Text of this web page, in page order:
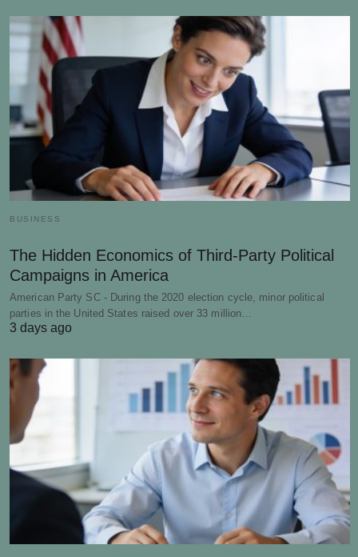
BUSINESS
The Hidden Economics of Third-Party Political
Campaigns in America
American Party SC - During the 2020 election cycle, minor political
parties in the United States raised over 33 million…
3 days ago